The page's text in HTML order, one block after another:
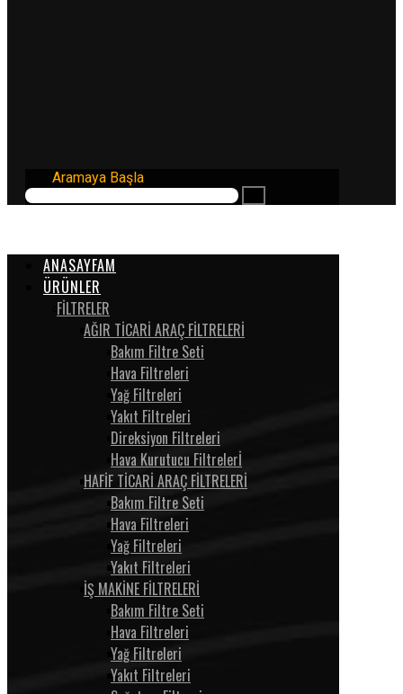
Aramaya Başla
ANASAYFAM
ÜRÜNLER
FİLTRELER
AĞIR TİCARİ ARAÇ FİLTRELERİ
Bakım Filtre Seti
Hava Filtreleri
Yağ Filtreleri
Yakıt Filtreleri
Direksiyon Filtreleri
Hava Kurutucu Filtrelerİ
HAFİF TİCARİ ARAÇ FİLTRELERİ
Bakım Filtre Seti
Hava Filtreleri
Yağ Filtreleri
Yakıt Filtreleri
İŞ MAKİNE FİLTRELERİ
Bakım Filtre Seti
Hava Filtreleri
Yağ Filtreleri
Yakıt Filtreleri